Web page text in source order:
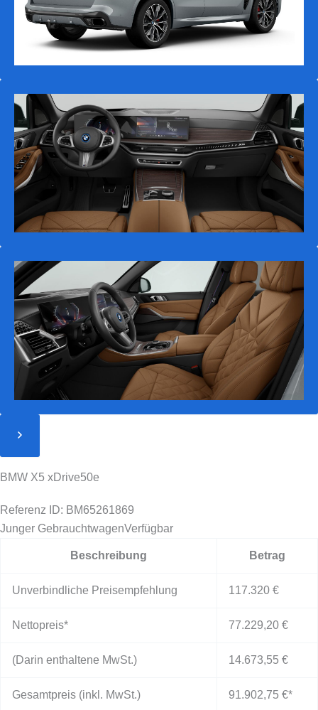
BMW X5 xDrive50e
Referenz ID: BM65261869
Junger GebrauchtwagenVerfügbar
Beschreibung Betrag
Unverbindliche Preisempfehlung 117.320 €
Nettopreis* 77.229,20 €
(Darin enthaltene MwSt.) 14.673,55 €
Gesamtpreis (inkl. MwSt.) 91.902,75 €*